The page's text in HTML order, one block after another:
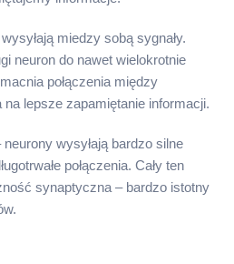
miedzy sobą sygnały.
neuron do nawet wielokrotnie
połączenia między
na lepsze zapamiętanie informacji.
wysyłają bardzo silne
połączenia. Cały ten
synaptyczna – bardzo istotny